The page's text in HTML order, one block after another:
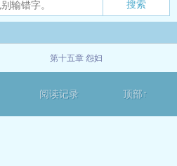
第十五章 怨妇
阅读记录 顶部↑